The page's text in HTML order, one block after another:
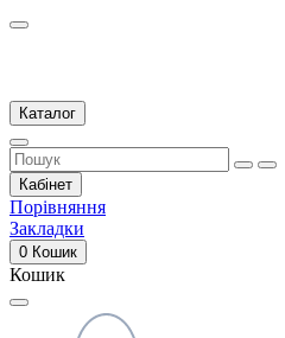
Каталог
Кабінет
Порівняння
Закладки
0 Кошик
Кошик